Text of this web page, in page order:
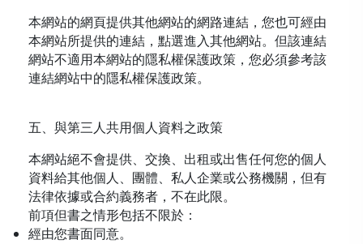
本網站的網頁提供其他網站的網路連結，您也可經由
本網站所提供的連結，點選進入其他網站。但該連結
網站不適用本網站的隱私權保護政策，您必須參考該
連結網站中的隱私權保護政策。
五、與第三人共用個人資料之政策
本網站絕不會提供、交換、出租或出售任何您的個人
資料給其他個人、團體、私人企業或公務機關，但有
法律依據或合約義務者，不在此限。
前項但書之情形包括不限於：
經由您書面同意。